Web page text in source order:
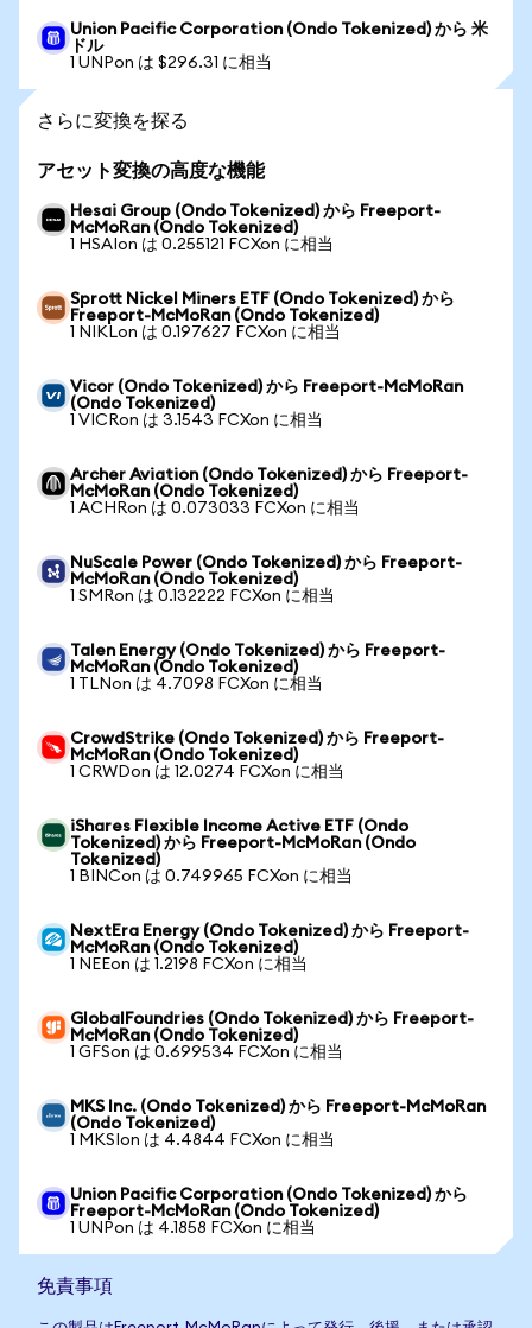
Union Pacific Corporation (Ondo Tokenized) から 米
ドル
1 UNPon は $296.31 に相当
さらに変換を探る
アセット変換の高度な機能
Hesai Group (Ondo Tokenized) から Freeport-
McMoRan (Ondo Tokenized)
1 HSAIon は 0.255121 FCXon に相当
Sprott Nickel Miners ETF (Ondo Tokenized) から
Freeport-McMoRan (Ondo Tokenized)
1 NIKLon は 0.197627 FCXon に相当
Vicor (Ondo Tokenized) から Freeport-McMoRan
(Ondo Tokenized)
1 VICRon は 3.1543 FCXon に相当
Archer Aviation (Ondo Tokenized) から Freeport-
McMoRan (Ondo Tokenized)
1 ACHRon は 0.073033 FCXon に相当
NuScale Power (Ondo Tokenized) から Freeport-
McMoRan (Ondo Tokenized)
1 SMRon は 0.132222 FCXon に相当
Talen Energy (Ondo Tokenized) から Freeport-
McMoRan (Ondo Tokenized)
1 TLNon は 4.7098 FCXon に相当
CrowdStrike (Ondo Tokenized) から Freeport-
McMoRan (Ondo Tokenized)
1 CRWDon は 12.0274 FCXon に相当
iShares Flexible Income Active ETF (Ondo
Tokenized) から Freeport-McMoRan (Ondo
Tokenized)
1 BINCon は 0.749965 FCXon に相当
NextEra Energy (Ondo Tokenized) から Freeport-
McMoRan (Ondo Tokenized)
1 NEEon は 1.2198 FCXon に相当
GlobalFoundries (Ondo Tokenized) から Freeport-
McMoRan (Ondo Tokenized)
1 GFSon は 0.699534 FCXon に相当
MKS Inc. (Ondo Tokenized) から Freeport-McMoRan
(Ondo Tokenized)
1 MKSIon は 4.4844 FCXon に相当
Union Pacific Corporation (Ondo Tokenized) から
Freeport-McMoRan (Ondo Tokenized)
1 UNPon は 4.1858 FCXon に相当
免責事項